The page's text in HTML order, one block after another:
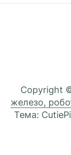
Copyright
железо,
Тема: